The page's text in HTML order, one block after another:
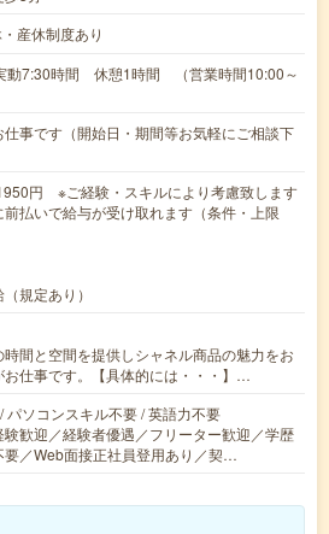
産休制度あり
動7:30時間 休憩1時間 （営業時間10:00～
事です（開始日・期間等お気軽にご相談下
円 ※ご経験・スキルにより考慮致します
前払いで給与が受け取れます（条件・上限
規定あり）
間と空間を提供しシャネル商品の魅力をお
お仕事です。【具体的には・・・】…
パソコンスキル不要 / 英語力不要
歓迎／経験者優遇／フリーター歓迎／学歴
要／Web面接正社員登用あり／契…